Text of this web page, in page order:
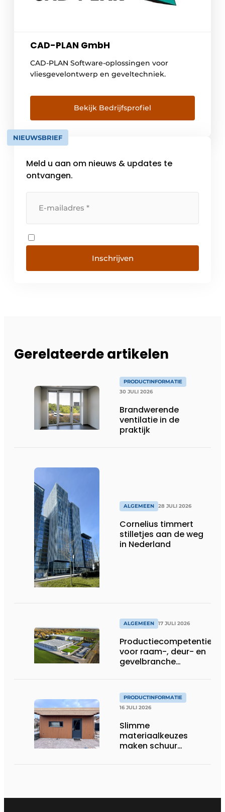
CAD-PLAN GmbH
CAD-PLAN Software-oplossingen voor
vliesgevelontwerp en geveltechniek.
Bekijk Bedrijfsprofiel
NIEUWSBRIEF
Meld u aan om nieuws & updates te
ontvangen.
Inschrijven
Gerelateerde artikelen
PRODUCTINFORMATIE
30 JULI 2026
Brandwerende
ventilatie in de
praktijk
ALGEMEEN 28 JULI 2026
Cornelius timmert
stilletjes aan de weg
in Nederland
ALGEMEEN 17 JULI 2026
Productiecompetentie
voor raam-, deur- en
gevelbranche
PRODUCTINFORMATIE
16 JULI 2026
Slimme
materiaalkeuzes
maken schuur